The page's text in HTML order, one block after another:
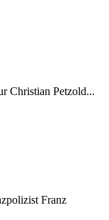
Christian Petzold...
Franz